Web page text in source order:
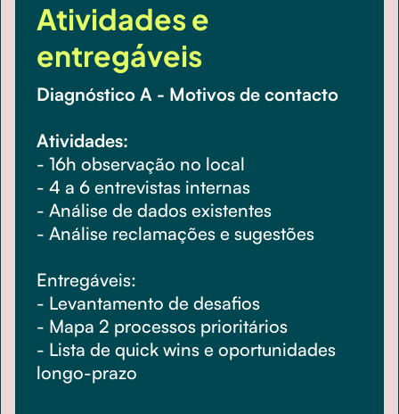
Atividades e
entregáveis
Diagnóstico A - Motivos de contacto
Atividades:
- 16h observação no local
- 4 a 6 entrevistas internas
- Análise de dados existentes
- Análise reclamações e sugestões
Entregáveis:
- Levantamento de desafios
- Mapa 2 processos prioritários
- Lista de quick wins e oportunidades
longo-prazo